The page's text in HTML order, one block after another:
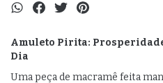
Amuleto Pirita:
Dia
Uma peça de macramê feita